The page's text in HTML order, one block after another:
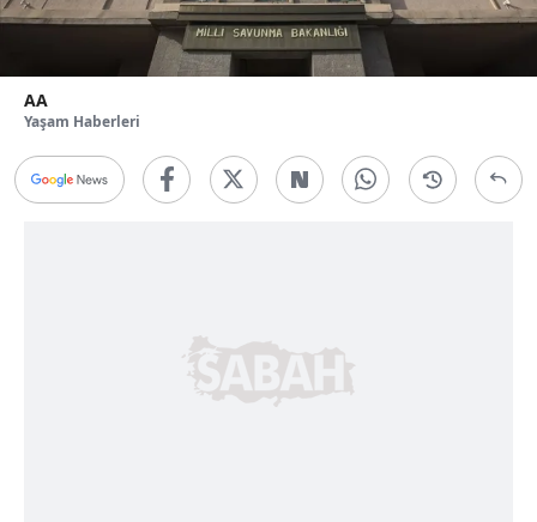
AA
Yaşam Haberleri